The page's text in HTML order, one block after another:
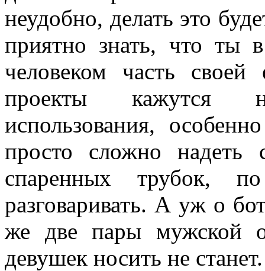
неудобно, делать это
приятно знать, что ты
человеком часть
проекты кажутся
использования,
просто сложно
спаренных трубок,
разговаривать. А уж о
же две пары мужской
девушек носить не станет.